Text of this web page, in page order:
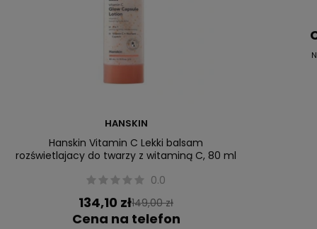
HANSKIN
Hanskin Vitamin C Lekki balsam
rozświetlajacy do twarzy z witaminą C, 80 ml
0.0
134,10 zł149,00 zł
Cena na telefon